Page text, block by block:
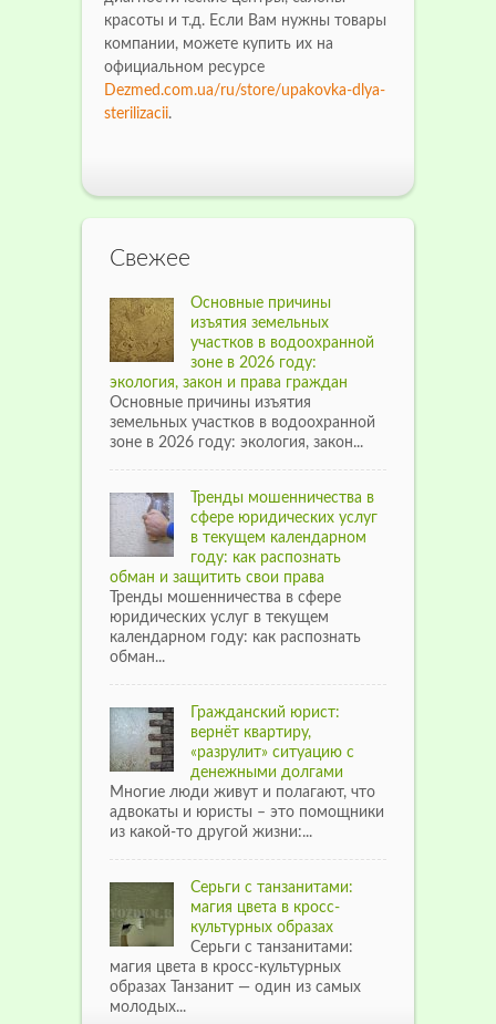
красоты и т.д. Если Вам нужны товары
компании, можете купить их на
официальном ресурсе
Dezmed.com.ua/ru/store/upakovka-dlya-
sterilizacii.
Свежее
Основные причины
изъятия земельных
участков в водоохранной
зоне в 2026 году:
экология, закон и права граждан
Основные причины изъятия
земельных участков в водоохранной
зоне в 2026 году: экология, закон...
Тренды мошенничества в
сфере юридических услуг
в текущем календарном
году: как распознать
обман и защитить свои права
Тренды мошенничества в сфере
юридических услуг в текущем
календарном году: как распознать
обман...
Гражданский юрист:
вернёт квартиру,
«разрулит» ситуацию с
денежными долгами
Многие люди живут и полагают, что
адвокаты и юристы – это помощники
из какой-то другой жизни:...
Серьги с танзанитами:
магия цвета в кросс-
культурных образах
Серьги с танзанитами:
магия цвета в кросс-культурных
образах Танзанит — один из самых
молодых...